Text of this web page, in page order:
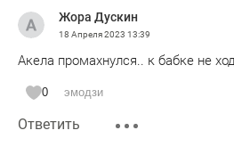
Жора Дускин
18 Апреля 2023 13:39
Акела промахнулся.. к бабке не
0 эмодзи
Ответить